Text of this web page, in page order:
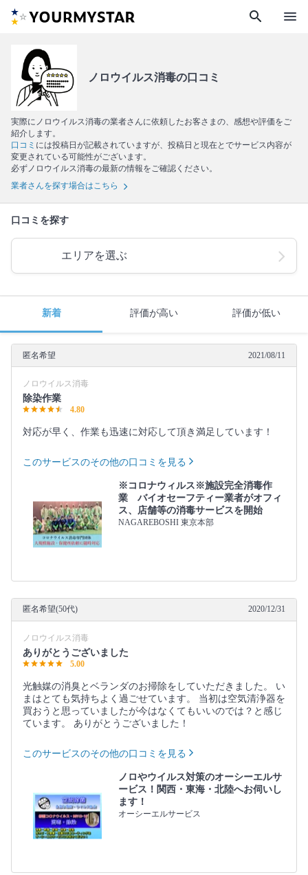
search menu
ノロウイルス消毒の口コミ
実際にノロウイルス消毒の業者さんに依頼したお客さまの、感想や評価をご
紹介します。
口コミ には投稿日が記載されていますが、投稿日と現在とでサービス内容が
変更されている可能性がございます。
必ずノロウイルス消毒の最新の情報をご確認ください。
業者さんを探す場合はこちら
口コミを探す
エリアを選ぶ
新着 評価が高い 評価が低い
匿名希望 2021/08/11
ノロウイルス消毒
除染作業
4.80
対応が早く、作業も迅速に対応して頂き満足しています！
このサービスのその他の口コミを見る
※コロナウィルス※施設完全消毒作
業 バイオセーフティー業者がオフィ
ス、店舗等の消毒サービスを開始
NAGAREBOSHI 東京本部
匿名希望(50代) 2020/12/31
ノロウイルス消毒
ありがとうございました
5.00
光触媒の消臭とベランダのお掃除をしていただきました。 い
まはとても気持ちよく過ごせています。 当初は空気清浄器を
買おうと思っていましたが今はなくてもいいのでは？と感じ
ています。 ありがとうございました！
このサービスのその他の口コミを見る
ノロやウイルス対策のオーシーエルサ
ービス！関西・東海・北陸へお伺いし
ます！
オーシーエルサービス